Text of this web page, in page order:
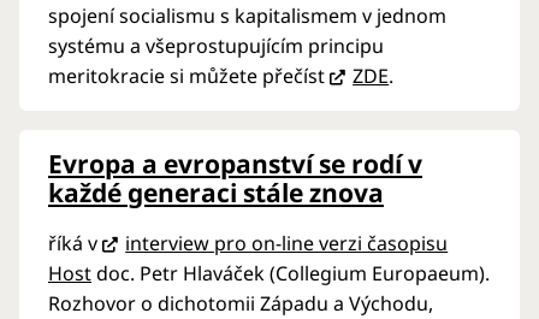
spojení socialismu s kapitalismem v jednom
systému a všeprostupujícím principu
meritokracie si můžete přečíst
ZDE.
Evropa a evropanství se rodí v
každé generaci stále znova
říká v
interview pro on-line verzi časopisu
Hostdoc. Petr Hlaváček (Collegium Europaeum).
Rozhovor o dichotomii Západu a Východu,